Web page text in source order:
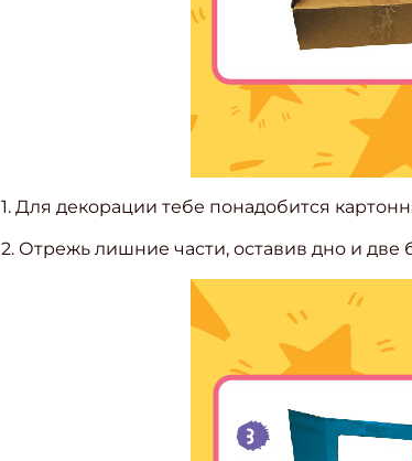
1. Для декорации тебе понадобится
2. Отрежь лишние части, оставив дно и